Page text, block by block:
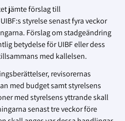
jämte förslag till
styrelse senast fyra veckor
Förslag om stadgeändring
betydelse för UIBF eller dess
med kallelsen.
revisorernas
med budget samt styrelsens
med styrelsens yttrande skall
senast tre veckor före